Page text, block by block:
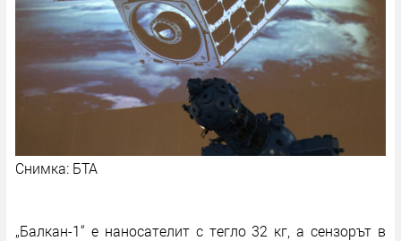
Снимка: БТА
„Балкан-1“ е наносателит с тегло 32 кг, а сензорът в